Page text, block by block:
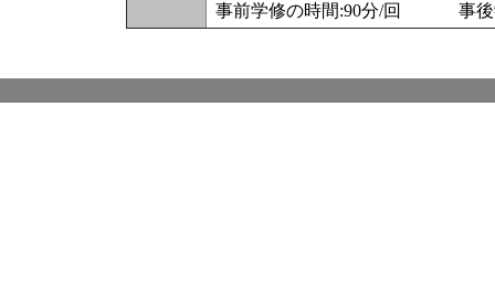
事前学修の時間:90分/回 事後